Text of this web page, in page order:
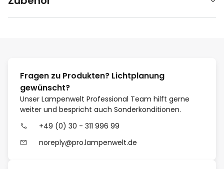
Fragen zu Produkten? Lichtplanung
gewünscht?
Unser Lampenwelt Professional Team hilft gerne
weiter und bespricht auch Sonderkonditionen.
+49 (0) 30 - 311 996 99
noreply@pro.lampenwelt.de